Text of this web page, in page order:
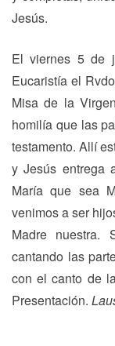
Jesús.
El viernes 5 de
Eucaristía el
Misa de la
homilía que las
testamento. Allí
y Jesús entrega
María que sea
venimos a ser
Madre nuestra.
cantando las
con el canto de
Presentación.